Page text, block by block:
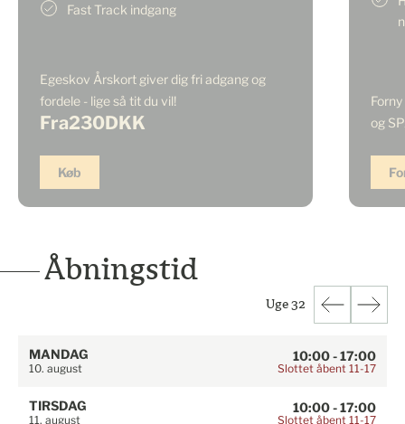
Fast Track indgang
Fra230DKK
Egeskov Årskort giver dig fri adgang og
fordele - lige så tit du vil!
Køb
og
Åbningstid
Uge 32
MANDAG
10. august
10:00 - 17:00
Slottet åbent 11-17
TIRSDAG
11. august
10:00 - 17:00
Slottet åbent 11-17